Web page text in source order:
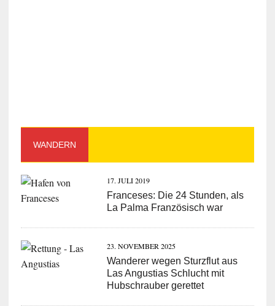
WANDERN
17. JULI 2019
Franceses: Die 24 Stunden, als
La Palma Französisch war
23. NOVEMBER 2025
Wanderer wegen Sturzflut aus
Las Angustias Schlucht mit
Hubschrauber gerettet